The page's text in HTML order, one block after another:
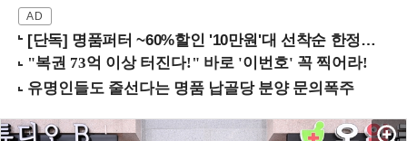
[단독] 명품퍼터 ~60%할인 '10만원'대 선착순 한정판매!